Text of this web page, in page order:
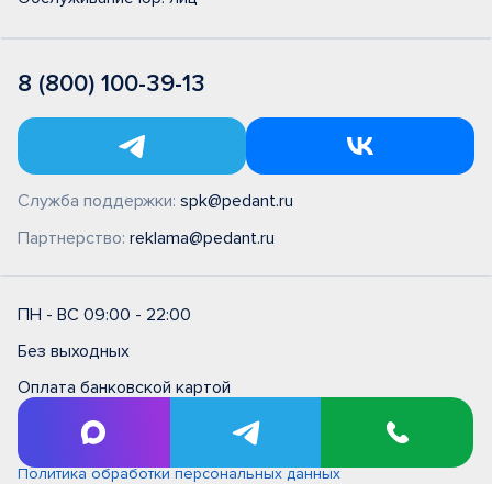
8 (800) 100-39-13
Служба поддержки: spk@pedant.ru
Партнерство: reklama@pedant.ru
ПН - ВС 09:00 - 22:00
Без выходных
Оплата банковской картой
Правила и условия на выполнение ремонтных работ в
сервисном центре типовые (единые)
Политика обработки персональных данных